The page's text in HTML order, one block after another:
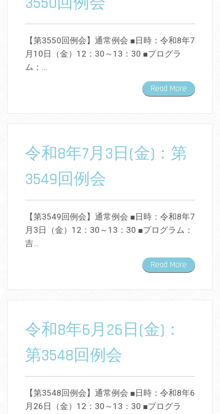
【第3550回例会】通常例会 ■日時：令和8年7
月10日（金）12：30～13：30 ■プログラ
ム：…
Read More
令和8年7月3日(金)：第
3549回例会
【第3549回例会】通常例会 ■日時：令和8年7
月3日（金）12：30～13：30 ■プログラム：
吉…
Read More
令和8年6月26日(金)：
第3548回例会
【第3548回例会】通常例会 ■日時：令和8年6
月26日（金）12：30～13：30 ■プログラ